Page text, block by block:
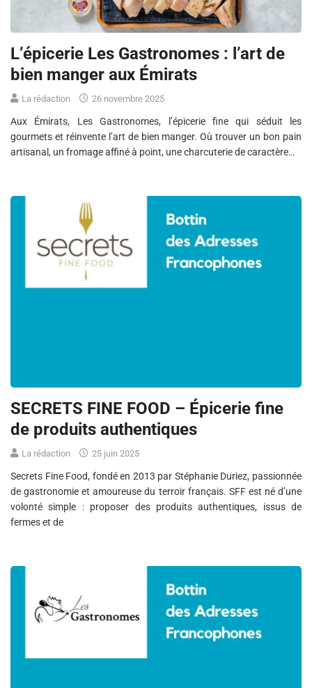
L’épicerie Les Gastronomes : l’art de
bien manger aux Émirats
La rédaction 26 novembre 2025
Aux Émirats, Les Gastronomes, l’épicerie fine qui séduit les
gourmets et réinvente l’art de bien manger. Où trouver un bon pain
artisanal, un fromage affiné à point, une charcuterie de caractère…
SECRETS FINE FOOD – Épicerie fine
de produits authentiques
La rédaction 25 juin 2025
Secrets Fine Food, fondé en 2013 par Stéphanie Duriez, passionnée
de gastronomie et amoureuse du terroir français. SFF est né d’une
volonté simple : proposer des produits authentiques, issus de
fermes et de